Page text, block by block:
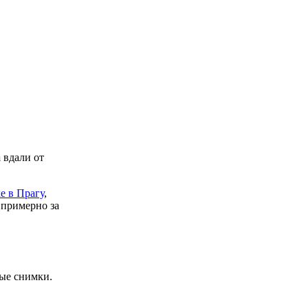
вдали от
в Прагу,
за
снимки.